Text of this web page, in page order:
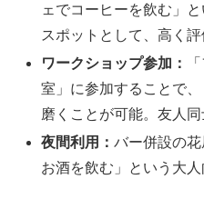
ェでコーヒーを飲む」
スポットとして、高く
ワークショップ参加：
室」に参加することで
磨くことが可能。友人
夜間利用：バー併設の
お酒を飲む」という大